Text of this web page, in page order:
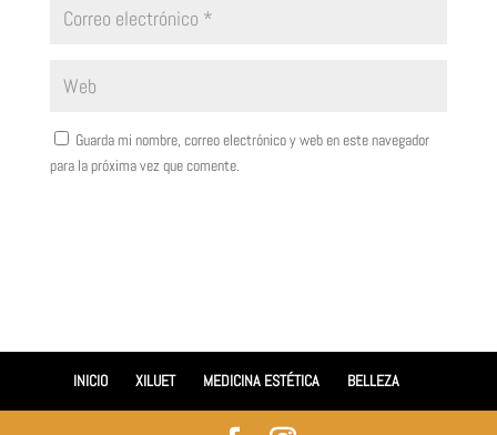
Guarda mi nombre, correo electrónico y web en este navegador
para la próxima vez que comente.
INICIO XILUET MEDICINA ESTÉTICA BELLEZA